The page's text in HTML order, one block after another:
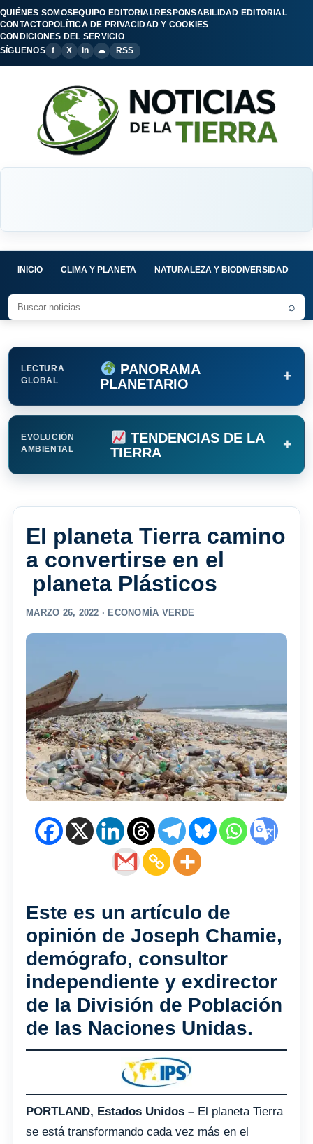
QUIÉNES SOMOSEQUIPO EDITORIALRESPONSABILIDAD EDITORIAL
CONTACTOPOLÍTICA DE PRIVACIDAD Y COOKIES
CONDICIONES DEL SERVICIO
SÍGUENOS
f X in ☁ RSS
INICIO CLIMA Y PLANETA NATURALEZA Y BIODIVERSIDAD
⌕
LECTURA
GLOBAL
PANORAMA
PLANETARIO
+
EVOLUCIÓN
AMBIENTAL
TENDENCIAS DE LA
TIERRA
+
El planeta Tierra camino
a convertirse en el
planeta Plásticos
MARZO 26, 2022 · ECONOMÍA VERDE
Este es un artículo de
opinión de Joseph Chamie,
demógrafo, consultor
independiente y exdirector
de la División de Población
de las Naciones Unidas.
PORTLAND, Estados Unidos – El planeta Tierra
se está transformando cada vez más en el